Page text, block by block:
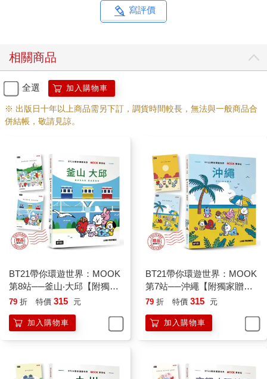
寫評價
相關商品
全選 加入購物車
※ 出版日十年以上商品需另下訂，調貨時間較長，無法與一般商品合
併結帳，敬請見諒。
BT21帶你環遊世界：MOOK
第8站──釜山‧大邱【附獨家
贈品】
79 折 特價 315 元
加入購物車
BT21帶你環遊世界：MOOK
第7站──沖繩【附獨家贈
品】
79 折 特價 315 元
加入購物車